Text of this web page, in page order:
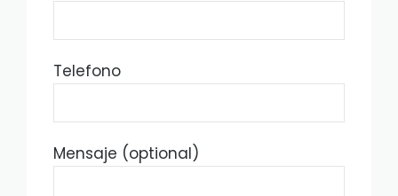
Telefono
Mensaje (optional)